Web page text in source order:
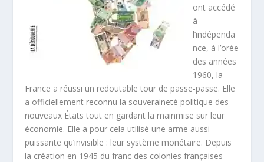
ont accédé
à
l’indépenda
nce, à l’orée
des années
1960, la
France a réussi un redoutable tour de passe-passe. Elle
a officiellement reconnu la souveraineté politique des
nouveaux États tout en gardant la mainmise sur leur
économie. Elle a pour cela utilisé une arme aussi
puissante qu’invisible : leur système monétaire. Depuis
la création en 1945 du franc des colonies françaises